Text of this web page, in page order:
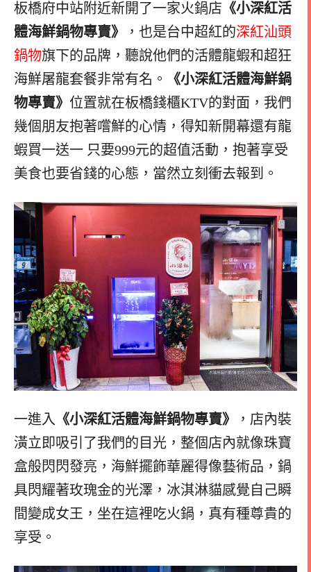
板橋府中站附近新開了一家火鍋店 《小深紅活
體海鮮鍋物專賣》
，也是台中超紅的深紅汕頭
鍋物旗下的品牌，聽說他們的活體龍蝦和超狂
海鮮屠龍套餐非常有名。
《小深紅活體海鮮鍋
物專賣》 位置就在板橋錢櫃KTV的對面，我們
幾個朋友抱著嚐鮮的心情，得知新開幕還有龍
蝦買一送一 只要999元的超值活動，抱著享受
美食也要省錢的心態，當然立刻衝去報到。
一進入 《小深紅活體海鮮鍋物專賣》
，店內裝
潢立即吸引了我們的目光，整個店內就像珠寶
盒般閃閃發亮，海鮮擺飾華麗得像藝術品，鍋
具閃耀著玫瑰金的光澤， 冰淇淋貓感覺自己瞬
間變成女王，坐在這裡吃火鍋，真有種尊貴的
享受。